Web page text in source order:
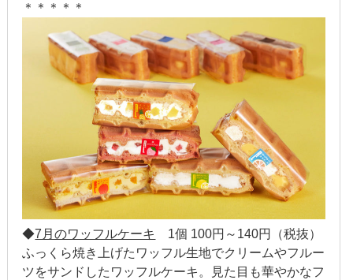
2017年8月
2017年7月
2017年6月
2017年5月
2017年4月
2017年3月
2017年2月
2017年1月
＊＊＊＊＊
◆7月のワッフルケーキ
1個 100円～140円（税抜）
ふっくら焼き上げたワッフル生地でクリームやフルー
ツをサンドしたワッフルケーキ。見た目も華やかなフ